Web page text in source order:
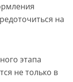
на
этапа
не только в